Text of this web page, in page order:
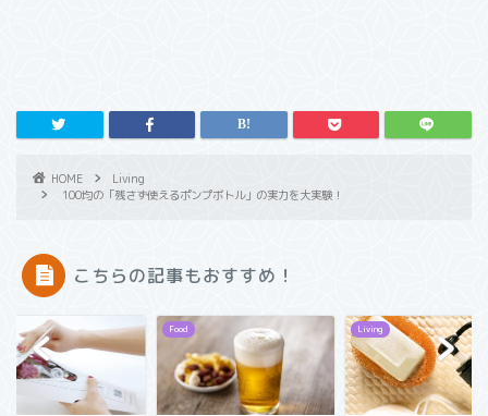
HOME
Living
100均の「残さず使えるポンプボトル」の実力を大実験！
こちらの記事もおすすめ！
Food Living